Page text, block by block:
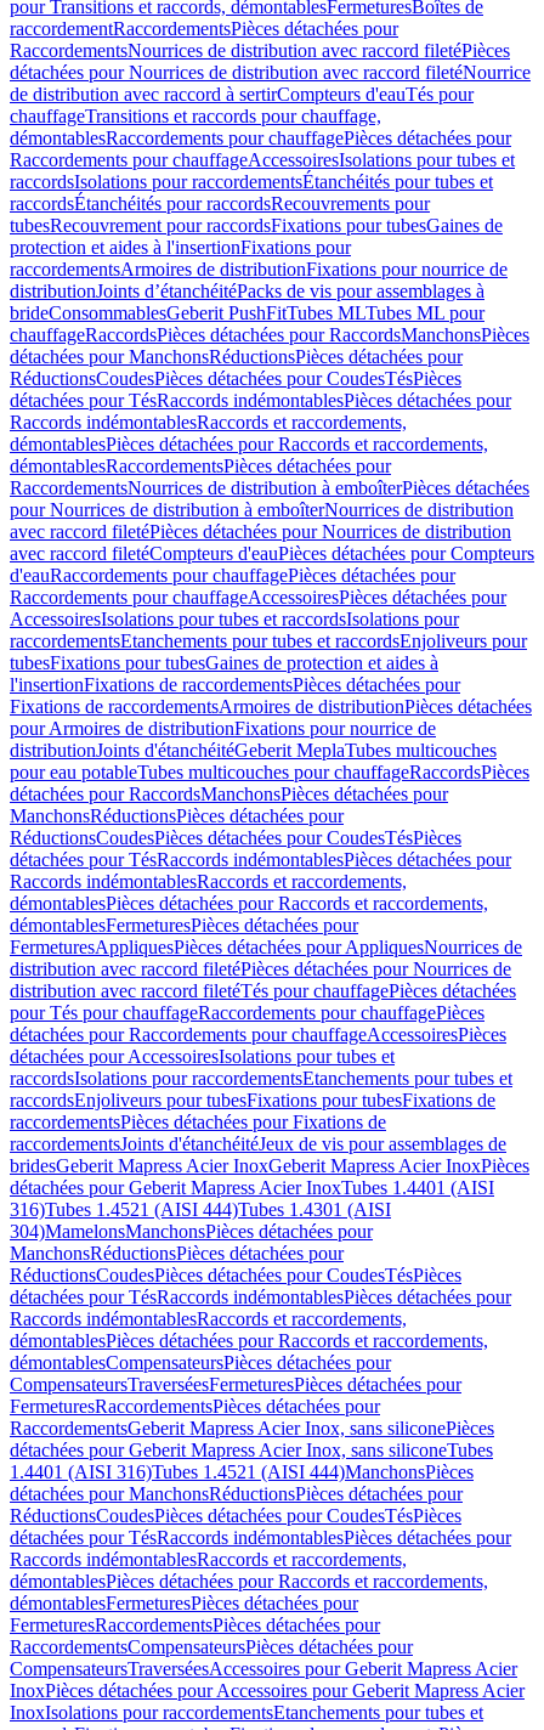
pour Transitions et raccords, démontablesFermeturesBoîtes de
raccordementRaccordementsPièces détachées pour
RaccordementsNourrices de distribution avec raccord filetéPièces
détachées pour Nourrices de distribution avec raccord filetéNourrice
de distribution avec raccord à sertirCompteurs d'eauTés pour
chauffageTransitions et raccords pour chauffage,
démontablesRaccordements pour chauffagePièces détachées pour
Raccordements pour chauffageAccessoiresIsolations pour tubes et
raccordsIsolations pour raccordementsÉtanchéités pour tubes et
raccordsÉtanchéités pour raccordsRecouvrements pour
tubesRecouvrement pour raccordsFixations pour tubesGaines de
protection et aides à l'insertionFixations pour
raccordementsArmoires de distributionFixations pour nourrice de
distributionJoints d’étanchéitéPacks de vis pour assemblages à
brideConsommablesGeberit PushFitTubes MLTubes ML pour
chauffageRaccordsPièces détachées pour RaccordsManchonsPièces
détachées pour ManchonsRéductionsPièces détachées pour
RéductionsCoudesPièces détachées pour CoudesTésPièces
détachées pour TésRaccords indémontablesPièces détachées pour
Raccords indémontablesRaccords et raccordements,
démontablesPièces détachées pour Raccords et raccordements,
démontablesRaccordementsPièces détachées pour
RaccordementsNourrices de distribution à emboîterPièces détachées
pour Nourrices de distribution à emboîterNourrices de distribution
avec raccord filetéPièces détachées pour Nourrices de distribution
avec raccord filetéCompteurs d'eauPièces détachées pour Compteurs
d'eauRaccordements pour chauffagePièces détachées pour
Raccordements pour chauffageAccessoiresPièces détachées pour
AccessoiresIsolations pour tubes et raccordsIsolations pour
raccordementsEtanchements pour tubes et raccordsEnjoliveurs pour
tubesFixations pour tubesGaines de protection et aides à
l'insertionFixations de raccordementsPièces détachées pour
Fixations de raccordementsArmoires de distributionPièces détachées
pour Armoires de distributionFixations pour nourrice de
distributionJoints d'étanchéitéGeberit MeplaTubes multicouches
pour eau potableTubes multicouches pour chauffageRaccordsPièces
détachées pour RaccordsManchonsPièces détachées pour
ManchonsRéductionsPièces détachées pour
RéductionsCoudesPièces détachées pour CoudesTésPièces
détachées pour TésRaccords indémontablesPièces détachées pour
Raccords indémontablesRaccords et raccordements,
démontablesPièces détachées pour Raccords et raccordements,
démontablesFermeturesPièces détachées pour
FermeturesAppliquesPièces détachées pour AppliquesNourrices de
distribution avec raccord filetéPièces détachées pour Nourrices de
distribution avec raccord filetéTés pour chauffagePièces détachées
pour Tés pour chauffageRaccordements pour chauffagePièces
détachées pour Raccordements pour chauffageAccessoiresPièces
détachées pour AccessoiresIsolations pour tubes et
raccordsIsolations pour raccordementsEtanchements pour tubes et
raccordsEnjoliveurs pour tubesFixations pour tubesFixations de
raccordementsPièces détachées pour Fixations de
raccordementsJoints d'étanchéitéJeux de vis pour assemblages de
bridesGeberit Mapress Acier InoxGeberit Mapress Acier InoxPièces
détachées pour Geberit Mapress Acier InoxTubes 1.4401 (AISI
316)Tubes 1.4521 (AISI 444)Tubes 1.4301 (AISI
304)MamelonsManchonsPièces détachées pour
ManchonsRéductionsPièces détachées pour
RéductionsCoudesPièces détachées pour CoudesTésPièces
détachées pour TésRaccords indémontablesPièces détachées pour
Raccords indémontablesRaccords et raccordements,
démontablesPièces détachées pour Raccords et raccordements,
démontablesCompensateursPièces détachées pour
CompensateursTraverséesFermeturesPièces détachées pour
FermeturesRaccordementsPièces détachées pour
RaccordementsGeberit Mapress Acier Inox, sans siliconePièces
détachées pour Geberit Mapress Acier Inox, sans siliconeTubes
1.4401 (AISI 316)Tubes 1.4521 (AISI 444)ManchonsPièces
détachées pour ManchonsRéductionsPièces détachées pour
RéductionsCoudesPièces détachées pour CoudesTésPièces
détachées pour TésRaccords indémontablesPièces détachées pour
Raccords indémontablesRaccords et raccordements,
démontablesPièces détachées pour Raccords et raccordements,
démontablesFermeturesPièces détachées pour
FermeturesRaccordementsPièces détachées pour
RaccordementsCompensateursPièces détachées pour
CompensateursTraverséesAccessoires pour Geberit Mapress Acier
InoxPièces détachées pour Accessoires pour Geberit Mapress Acier
InoxIsolations pour raccordementsEtanchements pour tubes et